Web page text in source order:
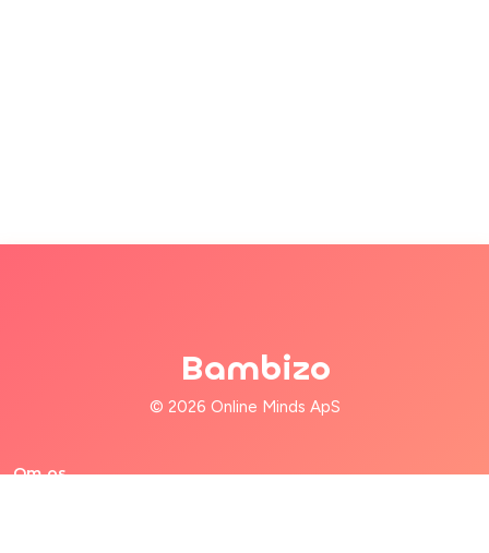
Bambizo
© 2026 Online Minds ApS
Om os